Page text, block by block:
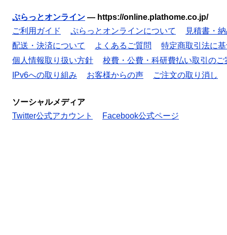
ぷらっとオンライン — https://online.plathome.co.jp/
ご利用ガイド
ぷらっとオンラインについて
見積書・
配送・決済について
よくあるご質問
特定商取引法に
個人情報取り扱い方針
校費・公費・科研費払い取引のご
IPv6への取り組み
お客様からの声 ご注文の取り消し
ソーシャルメディア
Twitter公式アカウント
Facebook公式ページ